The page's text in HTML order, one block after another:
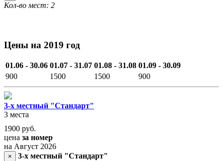
Кол-во мест: 2
Цены на 2019 год
01.06 - 30.06 01.07 - 31.07 01.08 - 31.08 01.09 - 30.09
900
1500 1500 900
3-х местный "Стандарт"
3 места
1900 руб.
цена за номер
на Август 2026
×
3-х местный "Стандарт"